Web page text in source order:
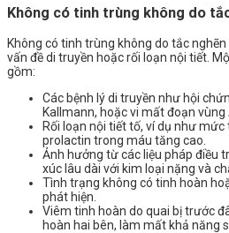
Không có tinh trùng không do
Không có tinh trùng không do tắc
vấn đề di truyền hoặc rối loạn nội tiết.
gồm:
Các bệnh lý di truyền như hội
Kallmann, hoặc vi mất đoạn vùng
Rối loạn nội tiết tố, ví dụ như
prolactin trong máu tăng cao.
Ảnh hưởng từ các liệu pháp điều
xúc lâu dài với kim loại nặng và
Tình trạng không có tinh hoàn
phát hiện.
Viêm tinh hoàn do quai bị trước
hoàn hai bên, làm mất khả năng